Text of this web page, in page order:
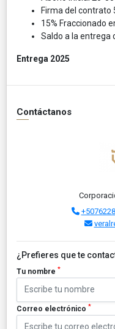
Firma del contrato
15% Fraccionado
Saldo a la entrega
Entrega 2025
Contáctanos
¿Prefieres que te
Tu nombre *
Correo electrónico *